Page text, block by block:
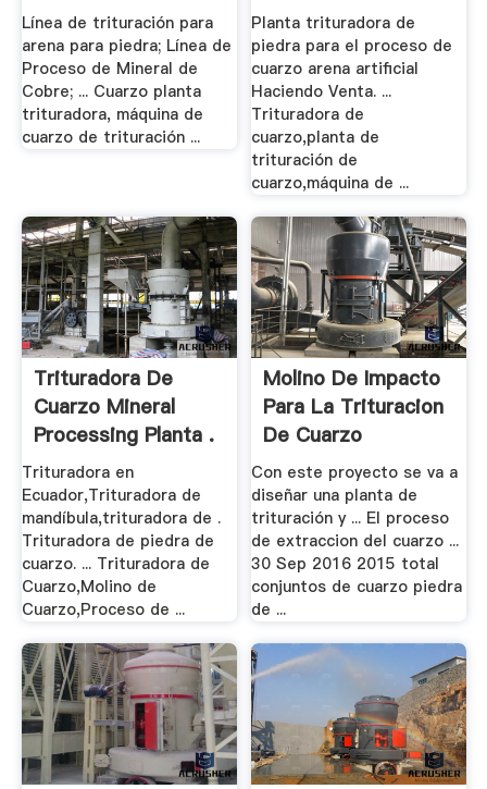
Línea de trituración para
arena para piedra; Línea de
Proceso de Mineral de
Cobre; ... Cuarzo planta
trituradora, máquina de
cuarzo de trituración ...
Planta trituradora de
piedra para el proceso de
cuarzo arena artificial
Haciendo Venta. ...
Trituradora de
cuarzo,planta de
trituración de
cuarzo,máquina de ...
Trituradora De
Cuarzo Mineral
Processing Planta .
Trituradora en
Ecuador,Trituradora de
mandíbula,trituradora de .
Trituradora de piedra de
cuarzo. ... Trituradora de
Cuarzo,Molino de
Cuarzo,Proceso de ...
Molino De Impacto
Para La Trituracion
De Cuarzo
Con este proyecto se va a
diseñar una planta de
trituración y ... El proceso
de extraccion del cuarzo ...
30 Sep 2016 2015 total
conjuntos de cuarzo piedra
de ...